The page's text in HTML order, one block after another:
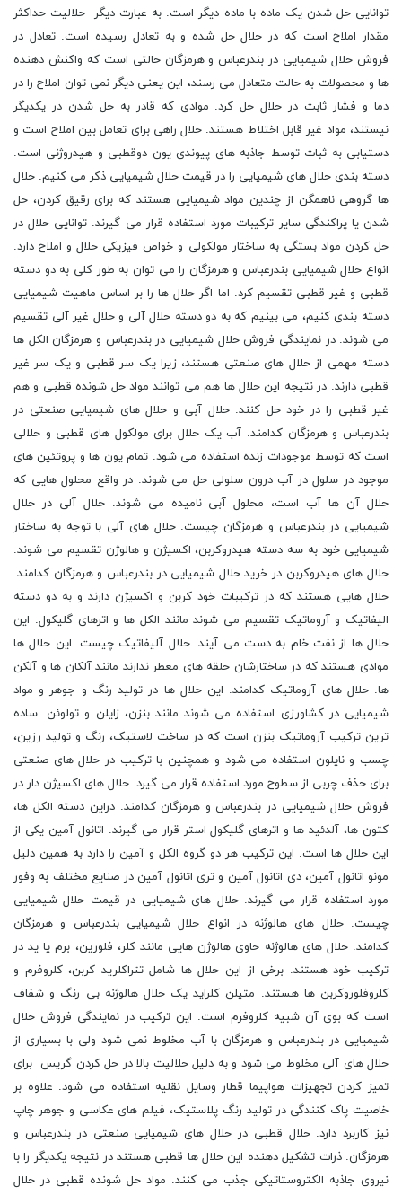
توانایی حل شدن یک ماده با ماده دیگر است. به عبارت دیگر حلالیت حداکثر
مقدار املاح است که در حلال حل شده و به تعادل رسیده است. تعادل در
فروش حلال شیمیایی در بندرعباس و هرمزگان حالتی است که واکنش دهنده
ها و محصولات به حالت متعادل می رسند، این یعنی دیگر نمی توان املاح را در
دما و فشار ثابت در حلال حل کرد. موادی که قادر به حل شدن در یکدیگر
نیستند، مواد غیر قابل اختلاط هستند. حلال راهی برای تعامل بین املاح است و
دستیابی به ثبات توسط جاذبه های پیوندی یون دوقطبی و هیدروژنی است.
دسته بندی حلال های شیمیایی را در قیمت حلال شیمیایی ذکر می کنیم. حلال
ها گروهی ناهمگن از چندین مواد شیمیایی هستند که برای رقیق کردن، حل
شدن یا پراکندگی سایر ترکیبات مورد استفاده قرار می گیرند. توانایی حلال در
حل کردن مواد بستگی به ساختار مولکولی و خواص فیزیکی حلال و املاح دارد.
انواع حلال شیمیایی بندرعباس و هرمزگان را می توان به طور کلی به دو دسته
قطبی و غیر قطبی تقسیم کرد. اما اگر حلال ها را بر اساس ماهیت شیمیایی
دسته بندی کنیم، می بینیم که به دو دسته حلال آلی و حلال غیر آلی تقسیم
می شوند. در نمایندگی فروش حلال شیمیایی در بندرعباس و هرمزگان الکل ها
دسته مهمی از حلال های صنعتی هستند، زیرا یک سر قطبی و یک سر غیر
قطبی دارند. در نتیجه این حلال ها هم می توانند مواد حل شونده قطبی و هم
غیر قطبی را در خود حل کنند. حلال آبی و حلال های شیمیایی صنعتی در
بندرعباس و هرمزگان کدامند. آب یک حلال برای مولکول های قطبی و حلالی
است که توسط موجودات زنده استفاده می شود. تمام یون ها و پروتئین های
موجود در سلول در آب درون سلولی حل می شوند. در واقع محلول هایی که
حلال آن ها آب است، محلول آبی نامیده می شوند. حلال آلی در حلال
شیمیایی در بندرعباس و هرمزگان چیست. حلال های آلی با توجه به ساختار
شیمیایی خود به سه دسته هیدروکربن، اکسیژن و هالوژن تقسیم می شوند.
حلال های هیدروکربن در خرید حلال شیمیایی در بندرعباس و هرمزگان کدامند.
حلال هایی هستند که در ترکیبات خود کربن و اکسیژن دارند و به دو دسته
الیفاتیک و آروماتیک تقسیم می شوند مانند الکل ها و اترهای گلیکول. این
حلال ها از نفت خام به دست می آیند. حلال آلیفاتیک چیست. این حلال ها
موادی هستند که در ساختارشان حلقه های معطر ندارند مانند آلکان ها و آلکن
ها. حلال های آروماتیک کدامند. این حلال ها در تولید رنگ و جوهر و مواد
شیمیایی در کشاورزی استفاده می شوند مانند بنزن، زایلن و تولوئن. ساده
ترین ترکیب آروماتیک بنزن است که در ساخت لاستیک، رنگ و تولید رزین،
چسب و نایلون استفاده می شود و همچنین با ترکیب در حلال های صنعتی
برای حذف چربی از سطوح مورد استفاده قرار می گیرد. حلال های اکسیژن دار در
فروش حلال شیمیایی در بندرعباس و هرمزگان کدامند. دراین دسته الکل ها،
کتون ها، آلدئید ها و اترهای گلیکول استر قرار می گیرند. اتانول آمین یکی از
این حلال ها است. این ترکیب هر دو گروه الکل و آمین را دارد به همین دلیل
مونو اتانول آمین، دی اتانول آمین و تری اتانول آمین در صنایع مختلف به وفور
مورد استفاده قرار می گیرند. حلال های شیمیایی در قیمت حلال شیمیایی
چیست. حلال های هالوژنه در انواع حلال شیمیایی بندرعباس و هرمزگان
کدامند. حلال های هالوژنه حاوی هالوژن هایی مانند کلر، فلورین، برم یا ید در
ترکیب خود هستند. برخی از این حلال ها شامل تتراکلرید کربن، کلروفرم و
کلروفلوروکربن ها هستند. متیلن کلراید یک حلال هالوژنه بی رنگ و شفاف
است که بوی آن شبیه کلروفرم است. این ترکیب در نمایندگی فروش حلال
شیمیایی در بندرعباس و هرمزگان با آب مخلوط نمی شود ولی با بسیاری از
حلال های آلی مخلوط می شود و به دلیل حلالیت بالا در حل کردن گریس برای
تمیز کردن تجهیزات هواپیما قطار وسایل نقلیه استفاده می شود. علاوه بر
خاصیت پاک کنندگی در تولید رنگ پلاستیک، فیلم های عکاسی و جوهر چاپ
نیز کاربرد دارد. حلال قطبی در حلال های شیمیایی صنعتی در بندرعباس و
هرمزگان. ذرات تشکیل دهنده این حلال ها قطبی هستند در نتیجه یکدیگر را با
نیروی جاذبه الکتروستاتیکی جذب می کنند. مواد حل شونده قطبی در حلال